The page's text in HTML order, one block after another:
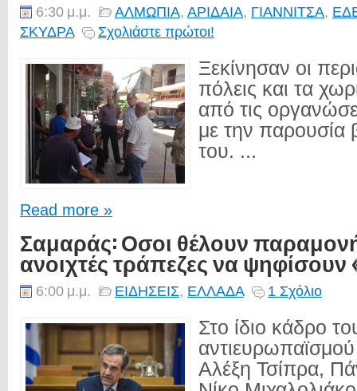
6:30 μ.μ. ΑΛΜΩΠΙΑ, ΑΡΙΔΑΙΑ, ΓΙΑΝΝΙΤΣΑ,
ΣΚΥΔΡΑ
Σχολιάστε πρώτοι!
Ξεκίνησαν οι
πόλεις και τα
από τις
με την παρουσία
του. ...
Read more »
Σαμαράς: Οσοι θέλουν
ανοιχτές τράπεζες να ψηφίσουν
6:00 μ.μ. ΕΙΔΗΣΕΙΣ, ΕΛΛΑΔΑ 1 Σχόλιο
Στο ίδιο κάδρο
Αλέξη Τσίπρα,